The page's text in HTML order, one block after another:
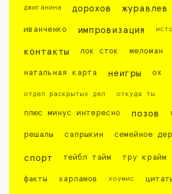
джиганина дорохов журавлев
иванченко импровизация
контакты лок сток меломан
натальная карта неигры ох
отдел раскрытых дел откуда ты
плюс минус интересно позов
решалы сапрыкин семейное
спорт тейбл тайм тру крайм
факты харламов хоумис